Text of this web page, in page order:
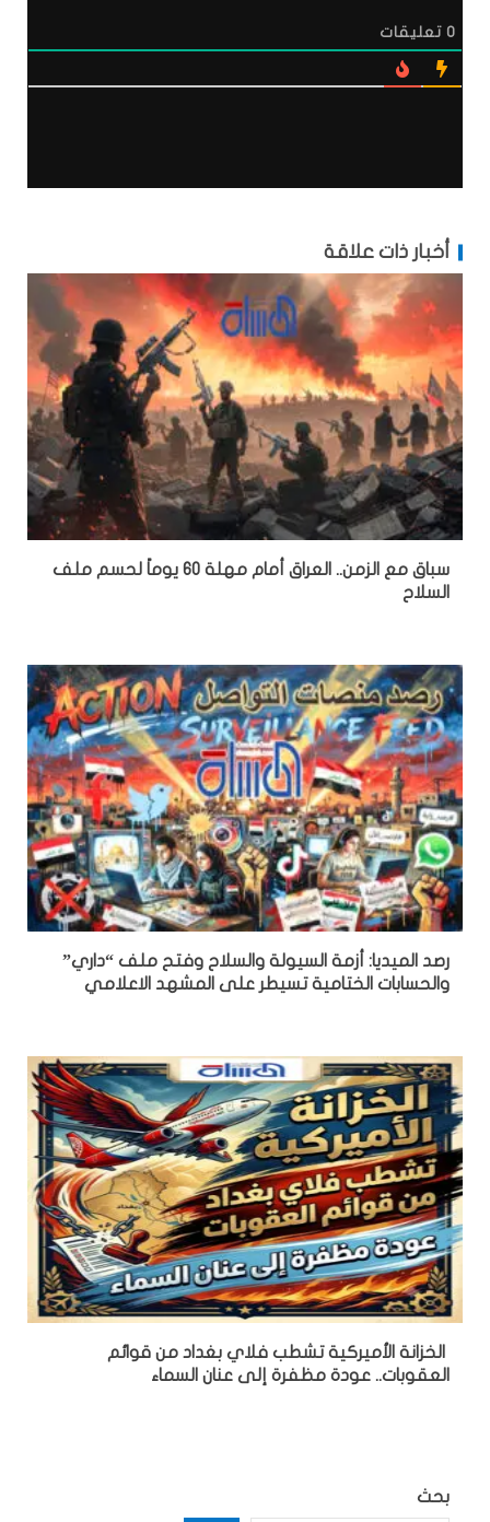
0 تعليقات
أخبار ذات علاقة
سباق مع الزمن.. العراق أمام مهلة 60 يوماً لحسم ملف
السلاح
رصد الميديا: أزمة السيولة والسلاح وفتح ملف “داري”
والحسابات الختامية تسيطر على المشهد الاعلامي
الخزانة الأميركية تشطب فلاي بغداد من قوائم
العقوبات.. عودة مظفرة إلى عنان السماء
بحث